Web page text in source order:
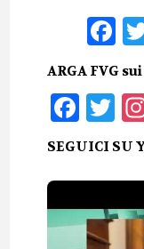
ARGA FVG
SEGUICI SU